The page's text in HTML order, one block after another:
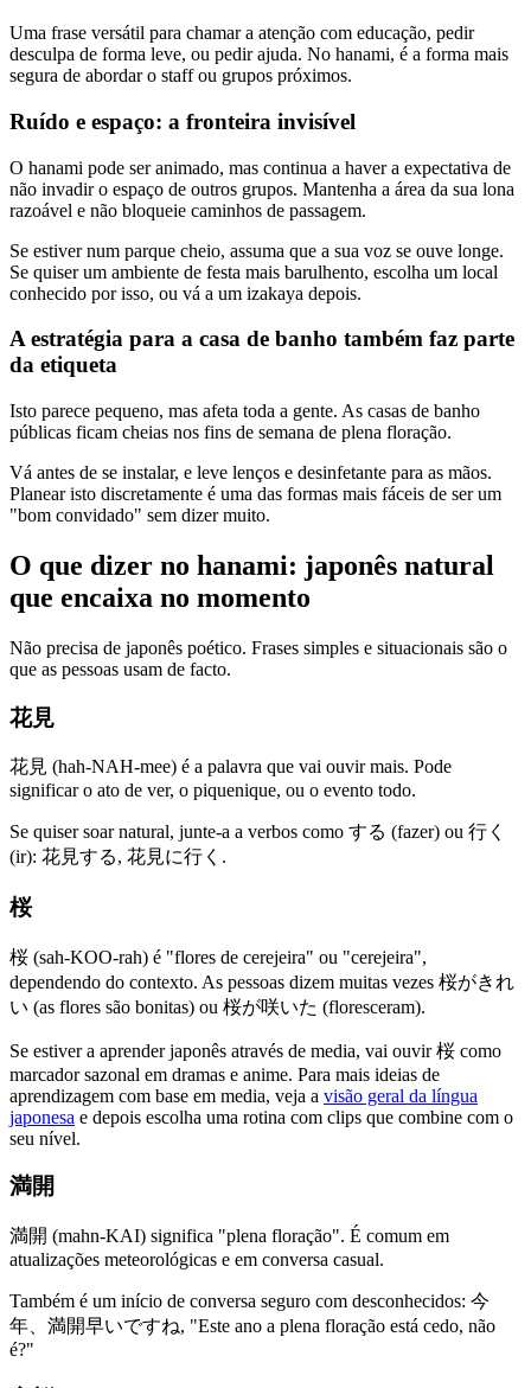
Uma frase versátil para chamar a atenção com educação, pedir
desculpa de forma leve, ou pedir ajuda. No hanami, é a forma mais
segura de abordar o staff ou grupos próximos.
Ruído e espaço: a fronteira invisível
O hanami pode ser animado, mas continua a haver a expectativa de
não invadir o espaço de outros grupos. Mantenha a área da sua lona
razoável e não bloqueie caminhos de passagem.
Se estiver num parque cheio, assuma que a sua voz se ouve longe.
Se quiser um ambiente de festa mais barulhento, escolha um local
conhecido por isso, ou vá a um izakaya depois.
A estratégia para a casa de banho também faz parte
da etiqueta
Isto parece pequeno, mas afeta toda a gente. As casas de banho
públicas ficam cheias nos fins de semana de plena floração.
Vá antes de se instalar, e leve lenços e desinfetante para as mãos.
Planear isto discretamente é uma das formas mais fáceis de ser um
"bom convidado" sem dizer muito.
O que dizer no hanami: japonês natural
que encaixa no momento
Não precisa de japonês poético. Frases simples e situacionais são o
que as pessoas usam de facto.
花見
花見 (hah-NAH-mee) é a palavra que vai ouvir mais. Pode
significar o ato de ver, o piquenique, ou o evento todo.
Se quiser soar natural, junte-a a verbos como する (fazer) ou 行く
(ir): 花見する, 花見に行く.
桜
桜 (sah-KOO-rah) é "flores de cerejeira" ou "cerejeira",
dependendo do contexto. As pessoas dizem muitas vezes 桜がきれ
い (as flores são bonitas) ou 桜が咲いた (floresceram).
Se estiver a aprender japonês através de media, vai ouvir 桜 como
marcador sazonal em dramas e anime. Para mais ideias de
aprendizagem com base em media, veja a visão geral da língua
japonesa e depois escolha uma rotina com clips que combine com o
seu nível.
満開
満開 (mahn-KAI) significa "plena floração". É comum em
atualizações meteorológicas e em conversa casual.
Também é um início de conversa seguro com desconhecidos: 今
年、満開早いですね, "Este ano a plena floração está cedo, não
é?"